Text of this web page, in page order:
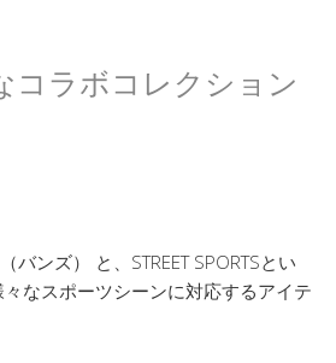
コラボコレクション
ンズ） と、STREET SPORTSとい
なスポーツシーンに対応するアイテ